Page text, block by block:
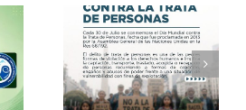
Día
la
Vacaciones de
invierno con el
Consejo